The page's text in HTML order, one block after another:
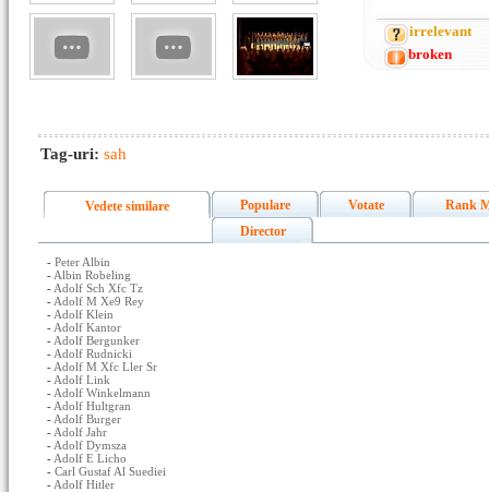
irrelevant
broken
Tag-uri: sah
Vedete similare Populare Votate
Rank
Director
- Peter Albin
- Albin Robeling
- Adolf Sch Xfc Tz
- Adolf M Xe9 Rey
- Adolf Klein
- Adolf Kantor
- Adolf Bergunker
- Adolf Rudnicki
- Adolf M Xfc Ller Sr
- Adolf Link
- Adolf Winkelmann
- Adolf Hultgran
- Adolf Burger
- Adolf Jahr
- Adolf Dymsza
- Adolf E Licho
- Carl Gustaf Al Suediei
- Adolf Hitler